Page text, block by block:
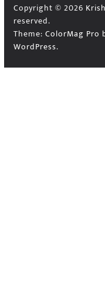
Copyright © 2026
reserved.
Theme: ColorMag Pro
WordPress.